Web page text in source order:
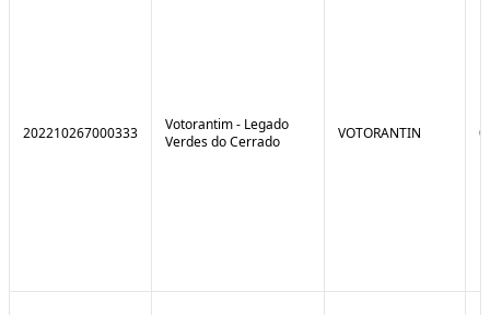
202210267000333
Votorantim - Legado
Verdes do Cerrado
VOTORANTIN